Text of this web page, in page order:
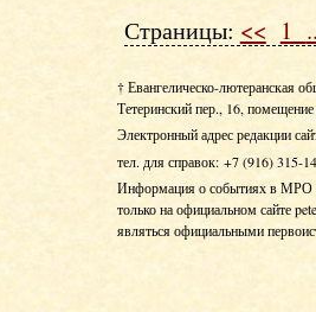
Страницы: << 1
† Евангелическо-лютеранская
Тетеринский пер., 16,
Электронный адрес редакции
тел. для справок: +7 (916) 315-
Информация о событиях в МРО
только на официальном сайте
являться официальными